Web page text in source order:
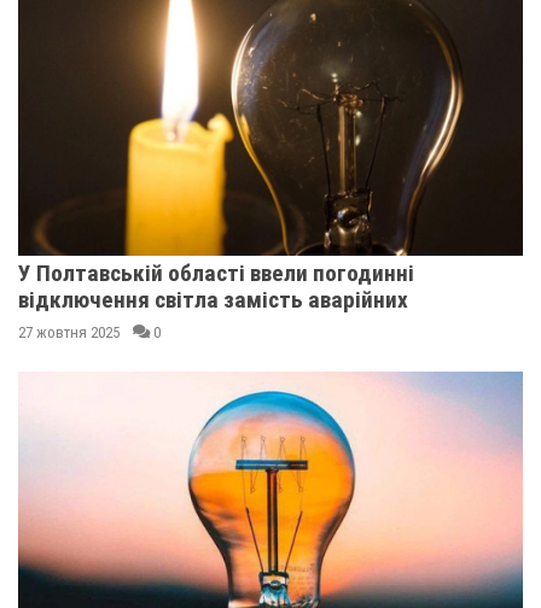
У Полтавській області ввели погодинні
відключення світла замість аварійних
27 жовтня 2025 0